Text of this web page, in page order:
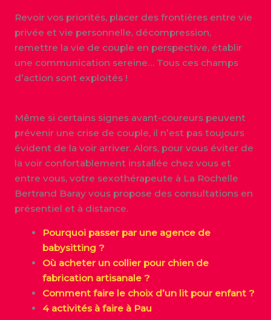
Revoir vos priorités, placer des frontières entre vie
privée et vie personnelle, décompression,
remettre la vie de couple en perspective, établir
une communication sereine… Tous ces champs
d’action sont exploités !
Même si certains signes avant-coureurs peuvent
prévenir une crise de couple, il n’est pas toujours
évident de la voir arriver. Alors, pour vous éviter de
la voir confortablement installée chez vous et
entre vous, votre sexothérapeute à La Rochelle
Bertrand Baray vous propose des consultations en
présentiel et à distance.
Pourquoi passer par une agence de
babysitting ?
Où acheter un collier pour chien de
fabrication artisanale ?
Comment faire le choix d’un lit pour enfant ?
4 activités à faire à Pau